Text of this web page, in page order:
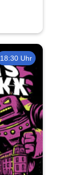
18:30 Uhr